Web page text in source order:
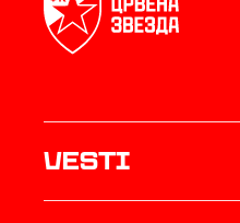
Vesti